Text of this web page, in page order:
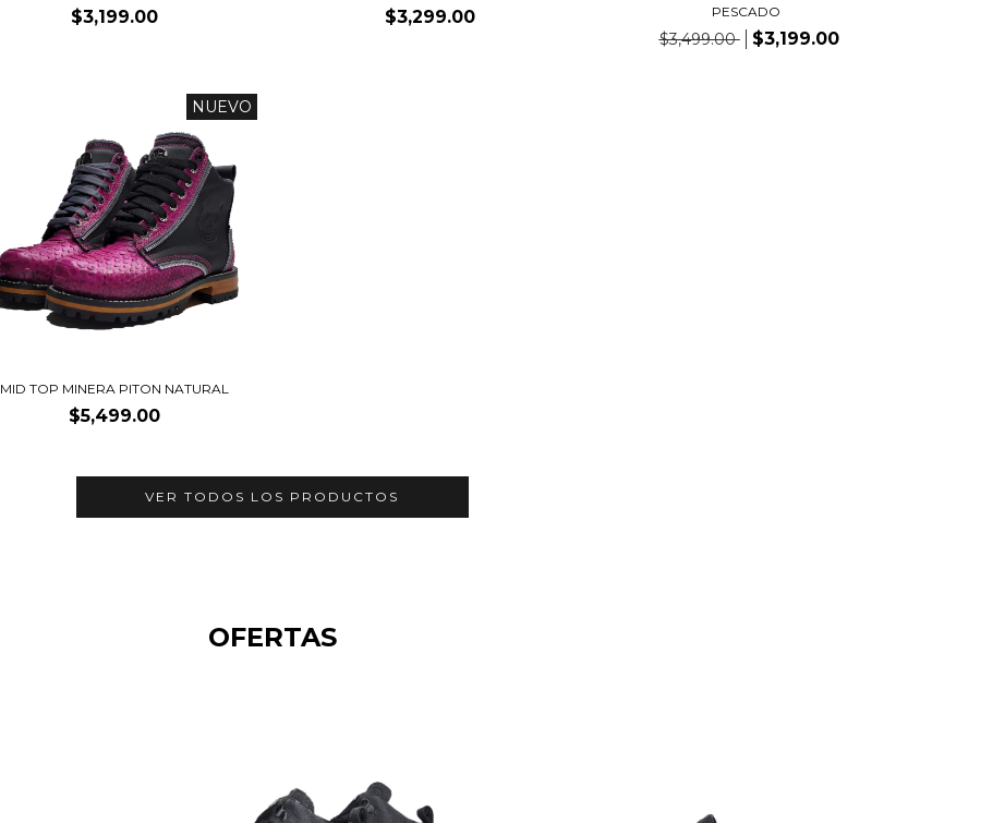
$3,199.00 $3,299.00
PESCADO
$3,499.00 $3,199.00
NUEVO
MID TOP MINERA PITON NATURAL
$5,499.00
VER TODOS LOS PRODUCTOS
OFERTAS